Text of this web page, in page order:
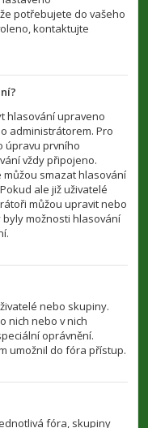
potřebujete do vašeho
kontaktujte
hlasování upraveno
administrátorem. Pro
úpravu prvního
vždy připojeno.
smazat hlasování
ale již uživatelé
můžou upravit nebo
možnosti hlasování
nebo skupiny.
nich nebo v nich
oprávnění.
umožnil do fóra přístup.
fóra, skupiny